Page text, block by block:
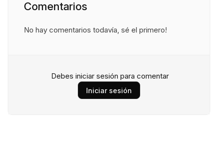
Comentarios
No hay comentarios todavía, sé el primero!
Debes iniciar sesión para comentar
Iniciar sesión